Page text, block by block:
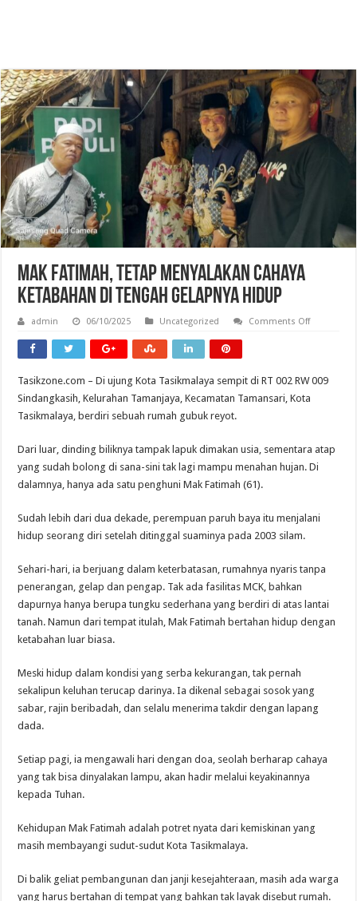
Mak Fatimah, Tetap menyalakan Cahaya
Ketabahan di Tengah Gelapnya Hidup
admin 06/10/2025 Uncategorized Comments Offon
Ketabahan
Tengah
Tasikzone.com – Di ujung Kota Tasikmalaya sempit di RT 002 RW 009
Sindangkasih, Kelurahan Tamanjaya, Kecamatan Tamansari, Kota
Tasikmalaya, berdiri sebuah rumah gubuk reyot.
Dari luar, dinding biliknya tampak lapuk dimakan usia, sementara atap
yang sudah bolong di sana-sini tak lagi mampu menahan hujan. Di
dalamnya, hanya ada satu penghuni Mak Fatimah (61).
Sudah lebih dari dua dekade, perempuan paruh baya itu menjalani
hidup seorang diri setelah ditinggal suaminya pada 2003 silam.
Sehari-hari, ia berjuang dalam keterbatasan, rumahnya nyaris tanpa
penerangan, gelap dan pengap. Tak ada fasilitas MCK, bahkan
dapurnya hanya berupa tungku sederhana yang berdiri di atas lantai
tanah. Namun dari tempat itulah, Mak Fatimah bertahan hidup dengan
ketabahan luar biasa.
Meski hidup dalam kondisi yang serba kekurangan, tak pernah
sekalipun keluhan terucap darinya. Ia dikenal sebagai sosok yang
sabar, rajin beribadah, dan selalu menerima takdir dengan lapang
dada.
Setiap pagi, ia mengawali hari dengan doa, seolah berharap cahaya
yang tak bisa dinyalakan lampu, akan hadir melalui keyakinannya
kepada Tuhan.
Kehidupan Mak Fatimah adalah potret nyata dari kemiskinan yang
masih membayangi sudut-sudut Kota Tasikmalaya.
Di balik geliat pembangunan dan janji kesejahteraan, masih ada warga
yang harus bertahan di tempat yang bahkan tak layak disebut rumah.